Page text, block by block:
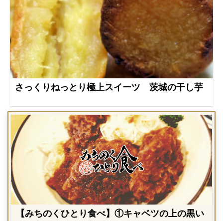
さっくりねっとり極上スイーツ 茨城の干し芋
【みちのくひとり食べ】①キャベツの上の黒い